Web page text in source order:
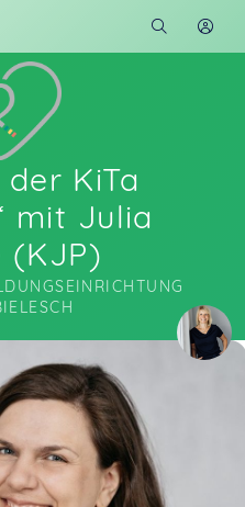
der KiTa
mit Julia
(KJP)